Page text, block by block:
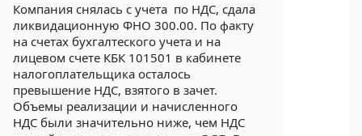
Компания снялась с учета по НДС, сдала
ликвидационную ФНО 300.00. По факту
на счетах бухгалтеского учета и на
лицевом счете КБК 101501 в кабинете
налогоплательщика осталось
превышение НДС, взятого в зачет.
Объемы реализации и начисленного
НДС были значительно ниже, чем НДС